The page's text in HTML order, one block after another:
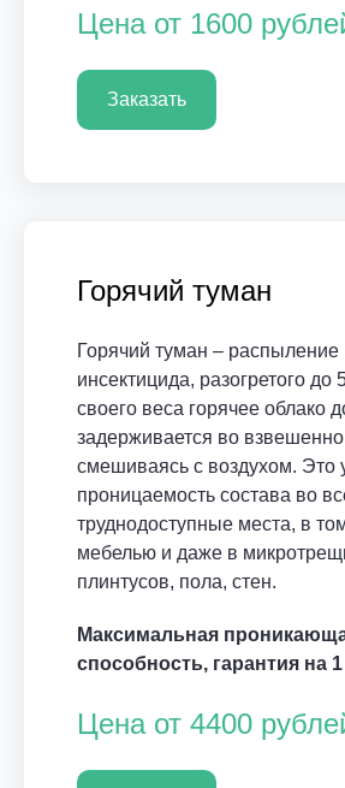
Цена от 1600
Заказать
Горячий туман
Горячий туман – распыление
инсектицида, разогретого до
своего веса горячее облако
задерживается во
смешиваясь с воздухом. Это
проницаемость состава во
труднодоступные места, в
мебелью и даже в
плинтусов, пола, стен.
Максимальная
способность, гарантия на 1
Цена от 4400